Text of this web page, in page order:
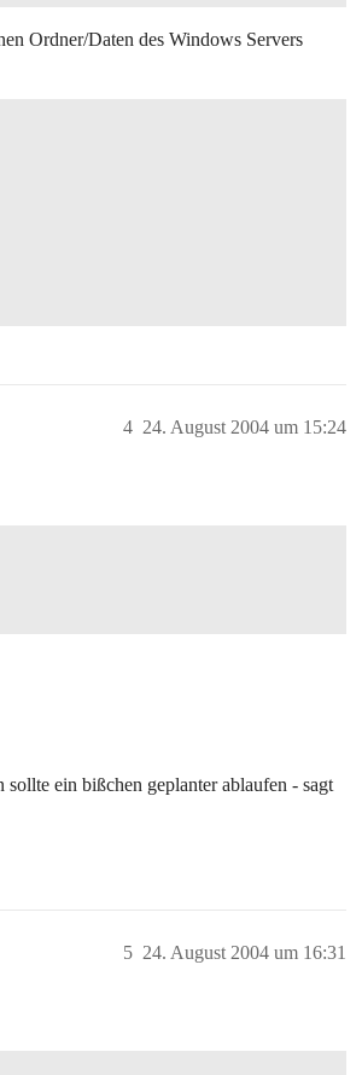
Ordner/Daten des Windows Servers
24. August 2004 um 15:24
4
ein bißchen geplanter ablaufen - sagt
24. August 2004 um 16:31
5